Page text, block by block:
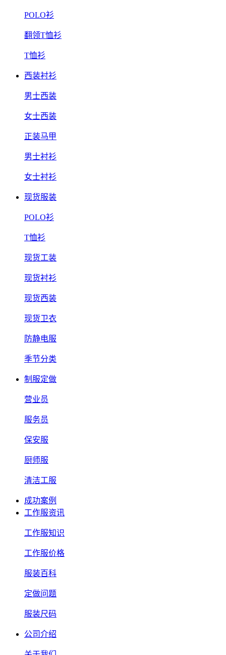
POLO衫
翻领T恤衫
T恤衫
西装衬衫
男士西装
女士西装
正装马甲
男士衬衫
女士衬衫
现货服装
POLO衫
T恤衫
现货工装
现货衬衫
现货西装
现货卫衣
防静电服
季节分类
制服定做
营业员
服务员
保安服
厨师服
清洁工服
成功案例
工作服资讯
工作服知识
工作服价格
服装百科
定做问题
服装尺码
公司介绍